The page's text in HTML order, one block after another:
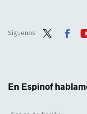
Síguenos
En Espinof